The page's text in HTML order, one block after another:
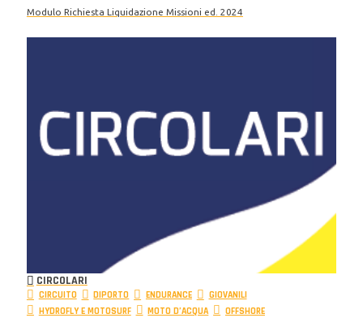
Modulo Richiesta Liquidazione Missioni ed. 2024
CIRCOLARI
CIRCUITO DIPORTO ENDURANCE
GIOVANILI
HYDROFLY E MOTOSURF
MOTO D’ACQUA
OFFSHORE